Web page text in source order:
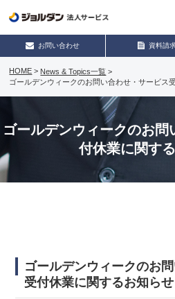
お問い合わせ 資料請
HOME > News & Topics一覧 >
ゴールデンウィークのお問い合わせ・サービス
ゴールデンウィークのお
付休業に関す
ゴールデンウィークのお
受付休業に関するお知らせ